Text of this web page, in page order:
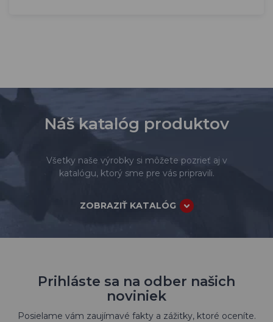
Náš katalóg produktov
Všetky naše výrobky si môžete pozrieť aj v
katalógu, ktorý sme pre vás pripravili.
ZOBRAZIŤ KATALÓG
Prihláste sa na odber našich
noviniek
Posielame vám zaujímavé fakty a zážitky, ktoré oceníte.